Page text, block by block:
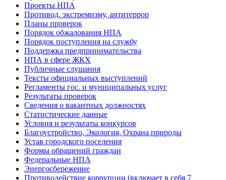
Проекты НПА
Противод. экстремизму, антитеррор
Планы проверок
Порядок обжалования НПА
Порядок поступления на службу
Поддержка предпринимательства
НПА в сфере ЖКХ
Публичные слушания
Тексты официальных выступлений
Регламенты гос. и муниципальных услуг
Результаты проверок
Сведения о вакантных должностях
Статистические данные
Условия и результаты конкурсов
Благоустройство, Экология, Охрана природы
Устав городского поселения
Формы обращений граждан
Федеральные НПА
Энергосбережение
Противодействие коррупции (включает в себя 7